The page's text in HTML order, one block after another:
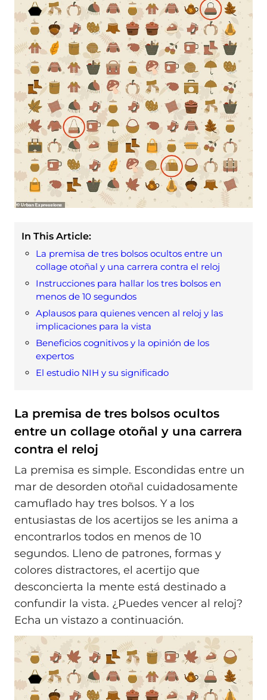
In This Article:
La premisa de tres bolsos ocultos entre un
collage otoñal y una carrera contra el reloj
Instrucciones para hallar los tres bolsos en
menos de 10 segundos
Aplausos para quienes vencen al reloj y las
implicaciones para la vista
Beneficios cognitivos y la opinión de los
expertos
El estudio NIH y su significado
La premisa de tres bolsos ocultos
entre un collage otoñal y una carrera
contra el reloj
La premisa es simple. Escondidas entre un
mar de desorden otoñal cuidadosamente
camuflado hay tres bolsos. Y a los
entusiastas de los acertijos se les anima a
encontrarlos todos en menos de 10
segundos. Lleno de patrones, formas y
colores distractores, el acertijo que
desconcierta la mente está destinado a
confundir la vista. ¿Puedes vencer al reloj?
Echa un vistazo a continuación.